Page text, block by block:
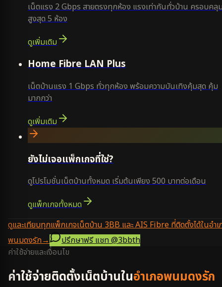
เน็ตแรง 2 Gbps สายตรงทุกห้อง แรงเท่ากันทั่วบ้าน ครอบคลุ
สูงสุด 5 ห้อง
ดูเพิ่มเติม
Home Fibre LAN Plus
เน็ตบ้านแรง 1 Gbps ทั่วทุกห้อง พร้อมความบันเทิงคุ้มสุด คุ้ม
มากกว่า
ดูเพิ่มเติม
ยังไม่เจอแพ็กเกจที่ใช่?
ดูโปรโมชั่นเน็ตบ้านทั้งหมด เริ่มต้นเพียง 500 บาทต่อเดือน
ดูแพ็กเกจทั้งหมด
ดูและเทียบทุกแพ็กเกจเน็ตบ้าน 3BB และ AIS Fibre ที่ติดตั้งได้ในอำเ
พนมดงรัก→ ปรึกษาฟรี แชท@3bbth
ค่าใช้จ่ายและเงื่อนไข
ค่าใช้จ่ายติดตั้งเน็ตบ้านในอำเภอพนมดงรัก